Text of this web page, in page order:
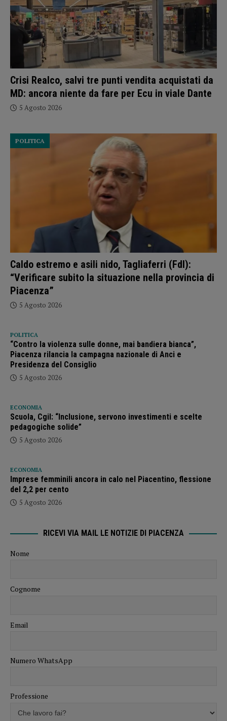
Crisi Realco, salvi tre punti vendita acquistati da
MD: ancora niente da fare per Ecu in viale Dante
5 Agosto 2026
Caldo estremo e asili nido, Tagliaferri (FdI):
“Verificare subito la situazione nella provincia di
Piacenza”
POLITICA
5 Agosto 2026
POLITICA
“Contro la violenza sulle donne, mai bandiera bianca”,
Piacenza rilancia la campagna nazionale di Anci e
Presidenza del Consiglio
5 Agosto 2026
ECONOMIA
Scuola, Cgil: “Inclusione, servono investimenti e scelte
pedagogiche solide”
5 Agosto 2026
ECONOMIA
Imprese femminili ancora in calo nel Piacentino, flessione
del 2,2 per cento
5 Agosto 2026
RICEVI VIA MAIL LE NOTIZIE DI PIACENZA
Nome
Cognome
Email
Numero WhatsApp
Professione